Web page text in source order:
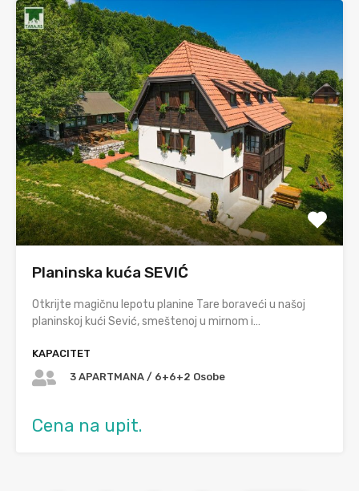
Planinska kuća SEVIĆ
Otkrijte magičnu lepotu planine Tare boraveći u našoj
planinskoj kući Sević, smeštenoj u mirnom i…
KAPACITET
3 APARTMANA / 6+6+2 Osobe
Cena na upit.